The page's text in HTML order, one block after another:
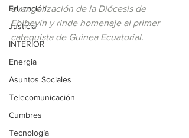
Educación
Justicia
INTERIOR
Energia
Asuntos Sociales
Telecomunicación
Cumbres
Tecnología
evangelización de la Diócesis de
Ebibeyín y rinde homenaje al primer
catequista de Guinea Ecuatorial.